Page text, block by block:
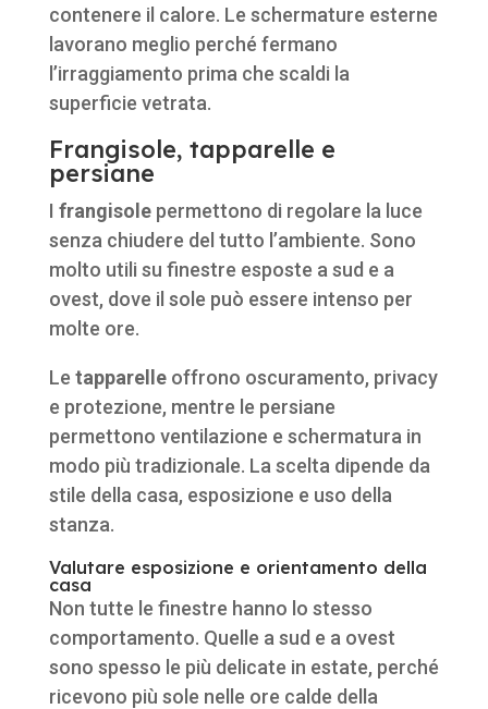
contenere il calore. Le schermature esterne
lavorano meglio perché fermano
l’irraggiamento prima che scaldi la
superficie vetrata.
Frangisole, tapparelle e
persiane
I frangisolepermettono di regolare la luce
senza chiudere del tutto l’ambiente. Sono
molto utili su finestre esposte a sud e a
ovest, dove il sole può essere intenso per
molte ore.
Le tapparelleoffrono oscuramento, privacy
e protezione, mentre le persiane
permettono ventilazione e schermatura in
modo più tradizionale. La scelta dipende da
stile della casa, esposizione e uso della
stanza.
Valutare esposizione e orientamento della
casa
Non tutte le finestre hanno lo stesso
comportamento. Quelle a sud e a ovest
sono spesso le più delicate in estate, perché
ricevono più sole nelle ore calde della